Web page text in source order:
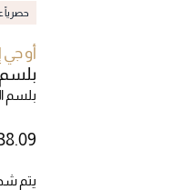
حصرياً
أو
بلسم
بلسم
يتم